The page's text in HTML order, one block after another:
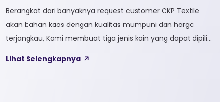
Berangkat dari banyaknya request customer CKP Textile
akan bahan kaos dengan kualitas mumpuni dan harga
terjangkau, Kami membuat tiga jenis kain yang dapat dipilih
kain yang bahan dasarnya 100% cotton. Softcel juga sering
Lihat Selengkapnya